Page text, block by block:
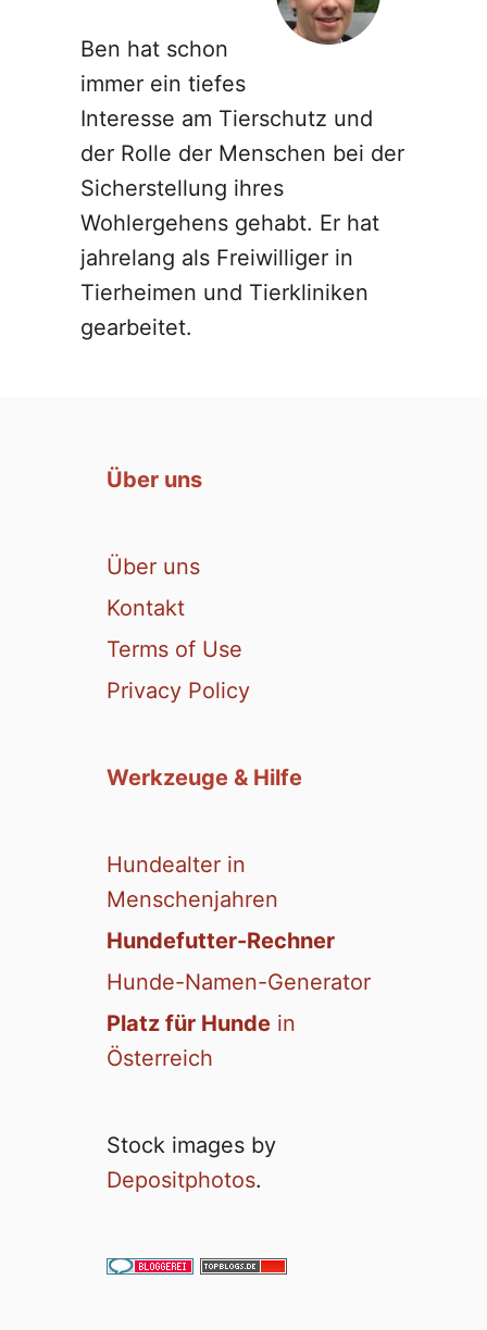
Ben hat schon
immer ein tiefes
Interesse am Tierschutz und
der Rolle der Menschen bei der
Sicherstellung ihres
Wohlergehens gehabt. Er hat
jahrelang als Freiwilliger in
Tierheimen und Tierkliniken
gearbeitet.
Über uns
Über uns
Kontakt
Terms of Use
Privacy Policy
Werkzeuge & Hilfe
Hundealter in
Menschenjahren
Hundefutter-Rechner
Hunde-Namen-Generator
Platz für Hunde in
Österreich
Stock images by
Depositphotos.